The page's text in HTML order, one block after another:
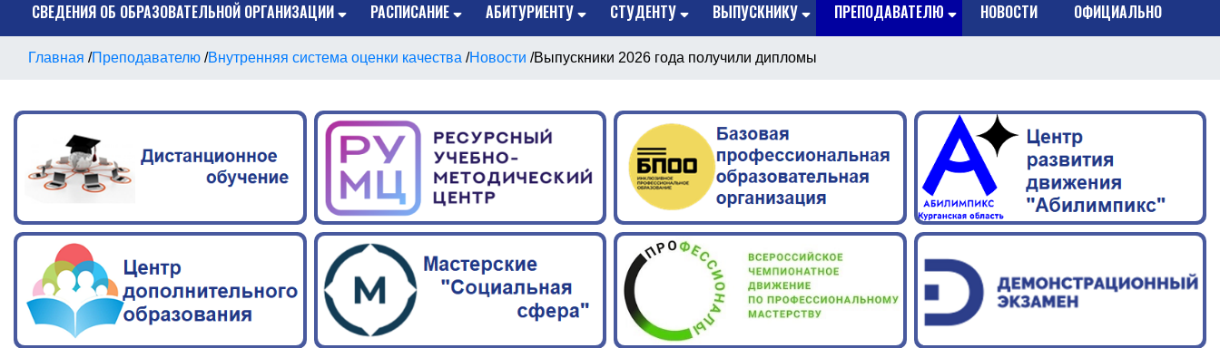
СВЕДЕНИЯ ОБ ОБРАЗОВАТЕЛЬНОЙ ОРГАНИЗАЦИИ РАСПИСАНИЕ АБИТУРИЕНТУ СТУДЕНТУ ВЫПУСКНИКУ ПРЕПОДАВАТЕЛЮ НОВОСТИ ОФИЦИАЛЬНО
Главная /Преподавателю /Внутренняя система оценки качества /Новости /Выпускники 2026 года получили дипломы